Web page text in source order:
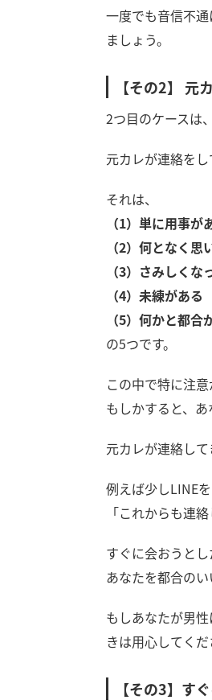
一度でも音信不
ましょう。
【その2】 元
2つ目のケースは
元カレが連絡を
それは、
（1）単に用事が
（2）何となく思
（3）さみしくな
（4）未練がある
（5）何かと都合
の5つです。
この中で特に注
もしかすると、
元カレが連絡し
例えば少しLINE
「これからも連
すぐに会おうと
あなたを都合の
もしあなたが男
きは用心してくだ
【その3】す